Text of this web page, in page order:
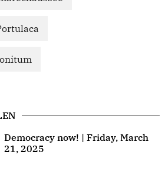
Democracy now! | Friday, March
21, 2025